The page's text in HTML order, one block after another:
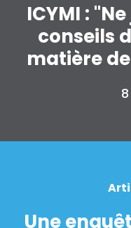
ICYMI :
conseils
matière
Une